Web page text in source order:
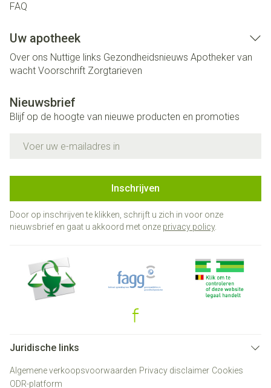
FAQ
Uw apotheek
Over ons Nuttige links Gezondheidsnieuws Apotheker van
wacht Voorschrift Zorgtarieven
Nieuwsbrief
Blijf op de hoogte van nieuwe producten en promoties
Inschrijven
Door op inschrijven te klikken, schrijft u zich in voor onze
nieuwsbrief en gaat u akkoord met onze privacy policy.
Juridische links
Algemene verkoopsvoorwaarden Privacy disclaimer Cookies
ODR-platform